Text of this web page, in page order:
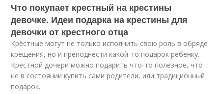
Что покупает крестный на крестины
девочке. Идеи подарка на крестины для
девочки от крестного отца
Крёстные могут не только исполнить свою роль в обряде
крещения, но и преподнести какой-то подарок ребёнку.
Крёстной дочери можно подарить что-то полезное, что
не в состоянии купить сами родители, или традиционный
подарок.